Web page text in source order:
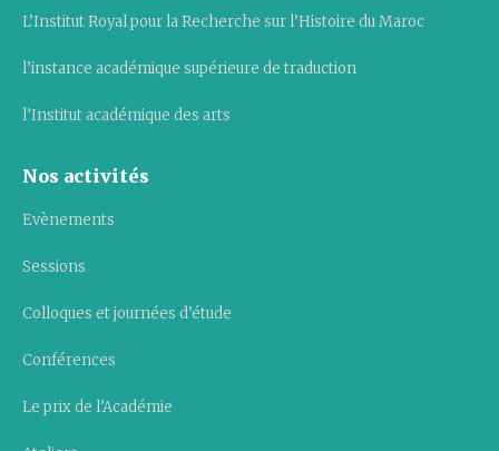
L’Institut Royal pour la Recherche sur l’Histoire du Maroc
l’instance académique supérieure de traduction
l’Institut académique des arts
Nos activités
Evènements
Sessions
Colloques et journées d’étude
Conférences
Le prix de l’Académie